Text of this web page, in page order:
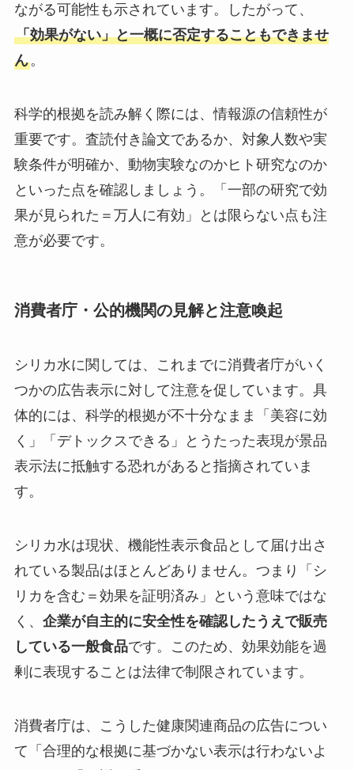
ながる可能性も示されています。したがって、
「効果がない」と一概に否定することもできませ
ん。
科学的根拠を読み解く際には、情報源の信頼性が
重要です。査読付き論文であるか、対象人数や実
験条件が明確か、動物実験なのかヒト研究なのか
といった点を確認しましょう。「一部の研究で効
果が見られた＝万人に有効」とは限らない点も注
意が必要です。
消費者庁・公的機関の見解と注意喚起
シリカ水に関しては、これまでに消費者庁がいく
つかの広告表示に対して注意を促しています。具
体的には、科学的根拠が不十分なまま「美容に効
く」「デトックスできる」とうたった表現が景品
表示法に抵触する恐れがあると指摘されていま
す。
シリカ水は現状、機能性表示食品として届け出さ
れている製品はほとんどありません。つまり「シ
リカを含む＝効果を証明済み」という意味ではな
く、 企業が自主的に安全性を確認したうえで販売
している一般食品です。このため、効果効能を過
剰に表現することは法律で制限されています。
消費者庁は、こうした健康関連商品の広告につい
て「合理的な根拠に基づかない表示は行わないよ